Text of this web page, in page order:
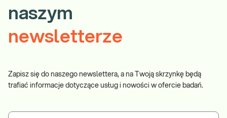
naszym
newsletterze
Zapisz się do naszego newslettera, a na Twoją skrzynkę będą
trafiać informacje dotyczące usług i nowości w ofercie badań.